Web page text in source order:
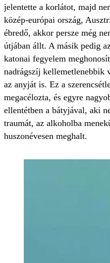
jelentette a korlátot, majd
közép-európai ország,
ébredő, akkor persze még
útjában állt. A másik pedig
katonai fegyelem
nadrágszíj kellemetlenebbik
az anyját is. Ez a
megacélozta, és egyre
ellentétben a bátyjával, aki
traumát, az alkoholba
huszonévesen meghalt.